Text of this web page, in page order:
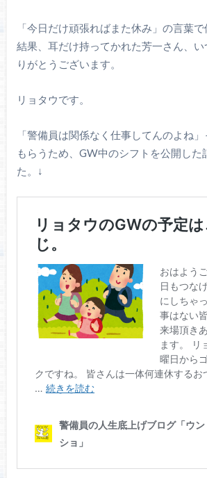
「今日だけ頑張ればまた休み」の言葉
結果、耳だけ持ってかれた芳一さん、
りがとうございます。
リョタウです。
「警備員は関係なく仕事してんのよね
もらうため、GW中のシフトを公開した
た。↓